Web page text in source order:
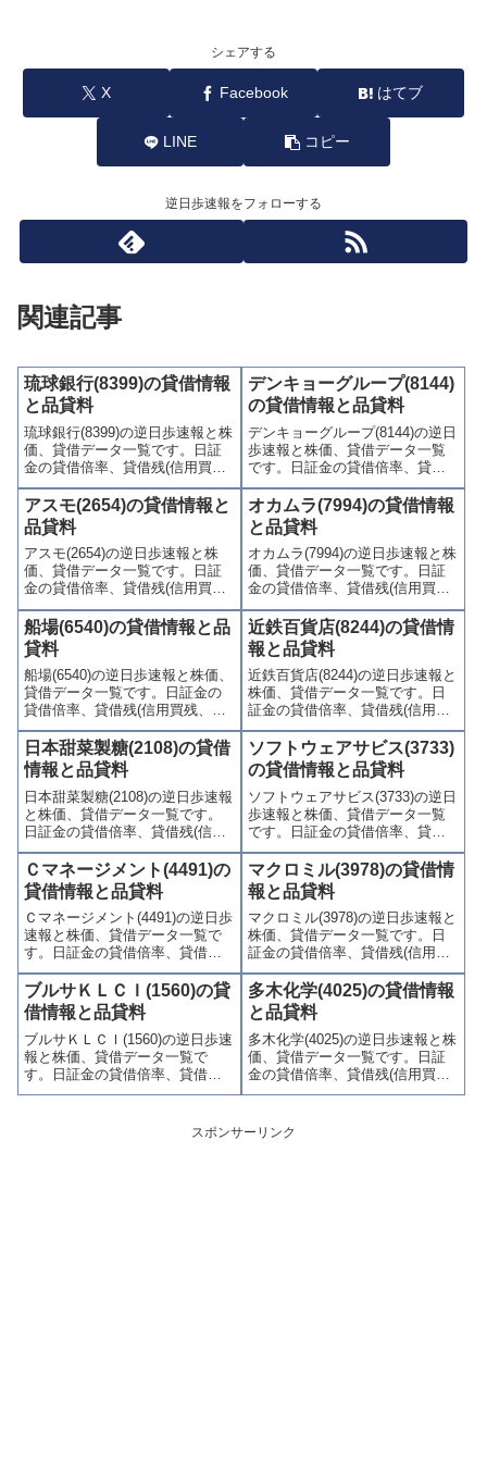
シェアする
X Facebook はてブ
LINE コピー
逆日歩速報をフォローする
関連記事
琉球銀行(8399)の貸借情報
と品貸料
琉球銀行(8399)の逆日歩速報と株
価、貸借データ一覧です。日証
金の貸借倍率、貸借残(信用買
残、信用売残)、品貸料(逆日
歩)、東証の週末残高、規制(注意
喚起・申込停止)など、空売り関
連情報を集計し、図解でわかり
やすくまとめて掲載していま
す。
デンキョーグループ(8144)
の貸借情報と品貸料
デンキョーグループ(8144)の逆日
歩速報と株価、貸借データ一覧
です。日証金の貸借倍率、貸借
残(信用買残、信用売残)、品貸料
(逆日歩)、東証の週末残高、規制
(注意喚起・申込停止)など、空売
り関連情報を集計し、図解でわ
かりやすくまとめて掲載してい
ます。
アスモ(2654)の貸借情報と
品貸料
アスモ(2654)の逆日歩速報と株
価、貸借データ一覧です。日証
金の貸借倍率、貸借残(信用買
残、信用売残)、品貸料(逆日
歩)、東証の週末残高、規制(注意
喚起・申込停止)など、空売り関
連情報を集計し、図解でわかり
やすくまとめて掲載していま
す。
オカムラ(7994)の貸借情報
と品貸料
オカムラ(7994)の逆日歩速報と株
価、貸借データ一覧です。日証
金の貸借倍率、貸借残(信用買
残、信用売残)、品貸料(逆日
歩)、東証の週末残高、規制(注意
喚起・申込停止)など、空売り関
連情報を集計し、図解でわかり
やすくまとめて掲載していま
す。
船場(6540)の貸借情報と品
貸料
船場(6540)の逆日歩速報と株価、
貸借データ一覧です。日証金の
貸借倍率、貸借残(信用買残、信
用売残)、品貸料(逆日歩)、東証
の週末残高、規制(注意喚起・申
込停止)など、空売り関連情報を
集計し、図解でわかりやすくま
とめて掲載しています。
近鉄百貨店(8244)の貸借情
報と品貸料
近鉄百貨店(8244)の逆日歩速報と
株価、貸借データ一覧です。日
証金の貸借倍率、貸借残(信用買
残、信用売残)、品貸料(逆日
歩)、東証の週末残高、規制(注意
喚起・申込停止)など、空売り関
連情報を集計し、図解でわかり
やすくまとめて掲載していま
す。
日本甜菜製糖(2108)の貸借
情報と品貸料
日本甜菜製糖(2108)の逆日歩速報
と株価、貸借データ一覧です。
日証金の貸借倍率、貸借残(信用
買残、信用売残)、品貸料(逆日
歩)、東証の週末残高、規制(注意
喚起・申込停止)など、空売り関
連情報を集計し、図解でわかり
やすくまとめて掲載していま
す。
ソフトウェアサビス(3733)
の貸借情報と品貸料
ソフトウェアサビス(3733)の逆日
歩速報と株価、貸借データ一覧
です。日証金の貸借倍率、貸借
残(信用買残、信用売残)、品貸料
(逆日歩)、東証の週末残高、規制
(注意喚起・申込停止)など、空売
り関連情報を集計し、図解でわ
かりやすくまとめて掲載してい
ます。
Ｃマネージメント(4491)の
貸借情報と品貸料
Ｃマネージメント(4491)の逆日歩
速報と株価、貸借データ一覧で
す。日証金の貸借倍率、貸借残
(信用買残、信用売残)、品貸料
(逆日歩)、東証の週末残高、規制
(注意喚起・申込停止)など、空売
り関連情報を集計し、図解でわ
かりやすくまとめて掲載してい
ます。
マクロミル(3978)の貸借情
報と品貸料
マクロミル(3978)の逆日歩速報と
株価、貸借データ一覧です。日
証金の貸借倍率、貸借残(信用買
残、信用売残)、品貸料(逆日
歩)、東証の週末残高、規制(注意
喚起・申込停止)など、空売り関
連情報を集計し、図解でわかり
やすくまとめて掲載していま
す。
ブルサＫＬＣＩ(1560)の貸
借情報と品貸料
ブルサＫＬＣＩ(1560)の逆日歩速
報と株価、貸借データ一覧で
す。日証金の貸借倍率、貸借残
(信用買残、信用売残)、品貸料
(注意喚起・申込停止)など、空売
り関連情報を集計し、図解でわ
多木化学(4025)の貸借情報
と品貸料
多木化学(4025)の逆日歩速報と株
価、貸借データ一覧です。日証
金の貸借倍率、貸借残(信用買
残、信用売残)、品貸料(逆日
喚起・申込停止)など、空売り関
連情報を集計し、図解でわかり
スポンサーリンク